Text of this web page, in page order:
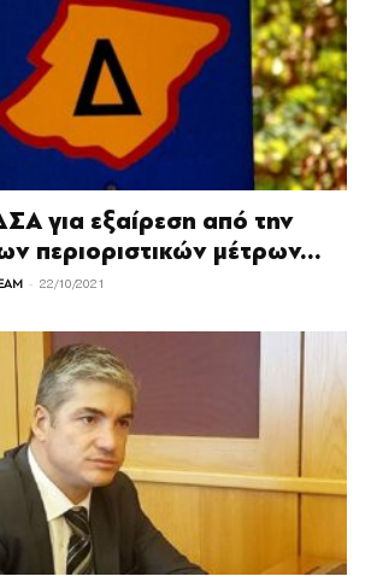
για εξαίρεση από την
περιοριστικών μέτρων...
- 22/10/2021